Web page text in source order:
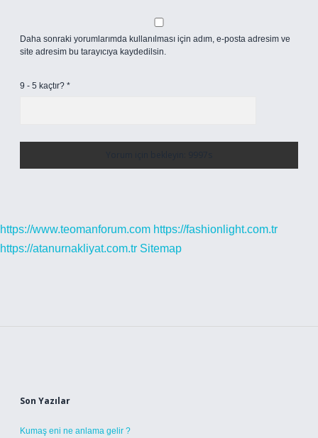
Daha sonraki yorumlarımda kullanılması için adım, e-posta adresim ve
site adresim bu tarayıcıya kaydedilsin.
9 - 5 kaçtır? *
https://www.teomanforum.com https://fashionlight.com.tr
https://atanurnakliyat.com.tr Sitemap
Son Yazılar
Kumaş eni ne anlama gelir ?